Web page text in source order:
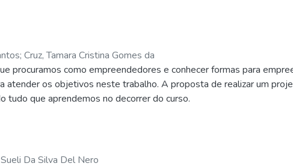
; Cruz, Tamara Cristina Gomes da
procuramos como empreendedores e conhecer formas para
atender os objetivos neste trabalho. A proposta de realizar um
tudo que aprendemos no decorrer do curso.
Da Silva Del Nero